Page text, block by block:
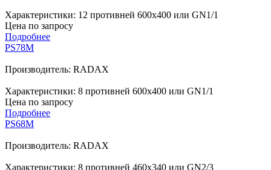
Характеристики: 12 противней 600х400 или GN1/1
Цена по запросу
Подробнее
PS78M
Производитель: RADAX
Характеристики: 8 противней 600х400 или GN1/1
Цена по запросу
Подробнее
PS68M
Производитель: RADAX
Характеристики: 8 противней 460х340 или GN2/3